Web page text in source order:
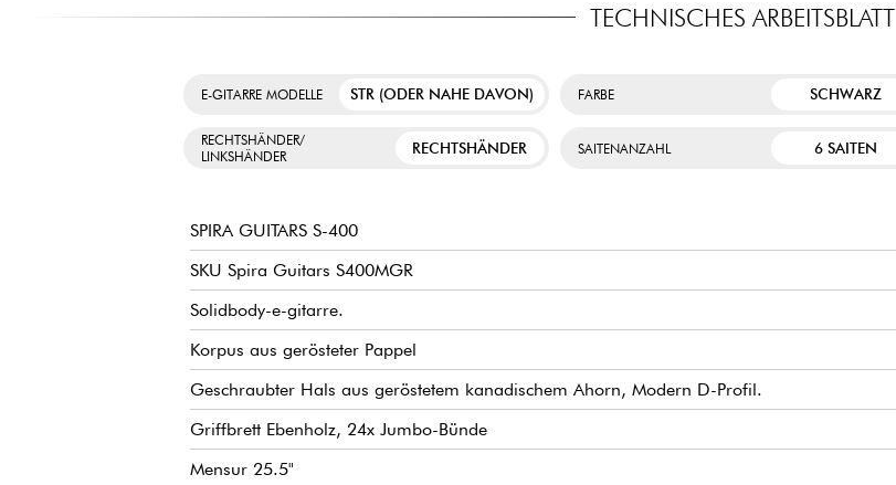
TECHNISCHES ARBEITSBLATT
E-GITARRE MODELLE STR (ODER NAHE DAVON) FARBE SCHWARZ
RECHTSHÄNDER/
LINKSHÄNDER
RECHTSHÄNDER SAITENANZAHL 6 SAITEN
SPIRA GUITARS S-400
SKU Spira Guitars S400MGR
Solidbody-e-gitarre.
Korpus aus gerösteter Pappel
Geschraubter Hals aus geröstetem kanadischem Ahorn, Modern D-Profil.
Griffbrett Ebenholz, 24x Jumbo-Bünde
Mensur 25.5"